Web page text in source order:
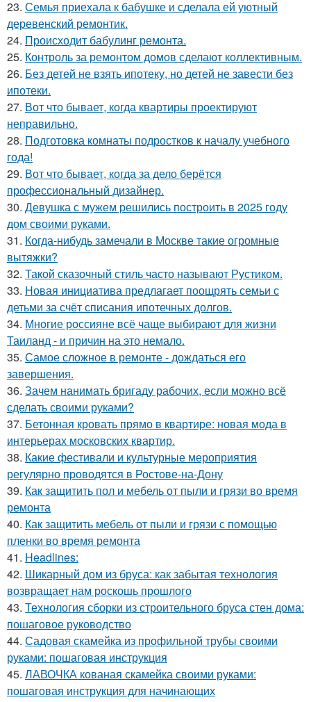
23. Семья приехала к бабушке и сделала ей уютный
деревенский ремонтик.
24. Происходит бабулинг ремонта.
25. Контроль за ремонтом домов сделают коллективным.
26. Без детей не взять ипотеку, но детей не завести без
ипотеки.
27. Вот что бывает, когда квартиры проектируют
неправильно.
28. Подготовка комнаты подростков к началу учебного
года!
29. Вот что бывает, когда за дело берётся
профессиональный дизайнер.
30. Девушка с мужем решились построить в 2025 году
дом своими руками.
31. Когда-нибудь замечали в Москве такие огромные
вытяжки?
32. Такой сказочный стиль часто называют Рустиком.
33. Новая инициатива предлагает поощрять семьи с
детьми за счёт списания ипотечных долгов.
34. Многие россияне всё чаще выбирают для жизни
Таиланд - и причин на это немало.
35. Самое сложное в ремонте - дождаться его
завершения.
36. Зачем нанимать бригаду рабочих, если можно всё
сделать своими руками?
37. Бетонная кровать прямо в квартире: новая мода в
интерьерах московских квартир.
38. Какие фестивали и культурные мероприятия
регулярно проводятся в Ростове-на-Дону
39. Как защитить пол и мебель от пыли и грязи во время
ремонта
40. Как защитить мебель от пыли и грязи с помощью
пленки во время ремонта
41. Headlines:
42. Шикарный дом из бруса: как забытая технология
возвращает нам роскошь прошлого
43. Технология сборки из строительного бруса стен дома:
пошаговое руководство
44. Садовая скамейка из профильной трубы своими
руками: пошаговая инструкция
45. ЛАВОЧКА кованая скамейка своими руками:
пошаговая инструкция для начинающих